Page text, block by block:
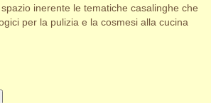
inerente le tematiche casalinghe che
per la pulizia e la cosmesi alla cucina